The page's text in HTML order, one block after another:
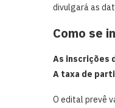
divulgará as
Como se
As inscrições
A taxa de
O edital prevê